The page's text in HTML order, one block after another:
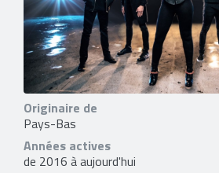
Originaire de
Pays-Bas
Années actives
de 2016 à aujourd'hui